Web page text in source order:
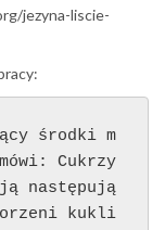
jezyna-liscie-
środki m
Cukrzy
następują
kukli